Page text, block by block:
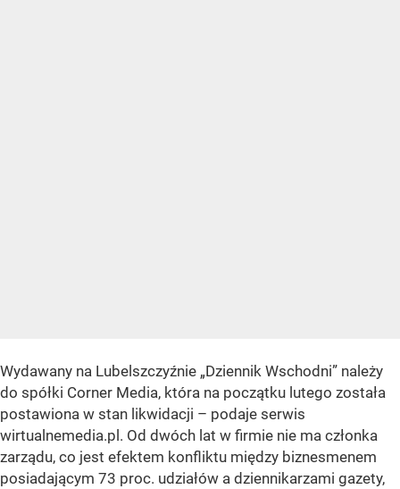
Wydawany na Lubelszczyźnie „Dziennik Wschodni” należy
do spółki Corner Media, która na początku lutego została
postawiona w stan likwidacji – podaje serwis
wirtualnemedia.pl. Od dwóch lat w firmie nie ma członka
zarządu, co jest efektem konfliktu między biznesmenem
posiadającym 73 proc. udziałów a dziennikarzami gazety,